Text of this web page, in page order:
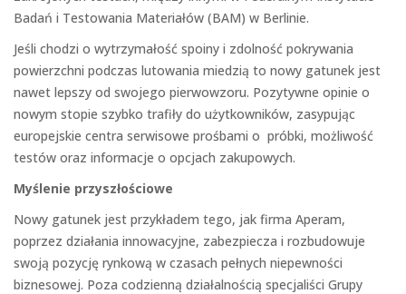
Badań i Testowania Materiałów (BAM) w Berlinie.
Jeśli chodzi o wytrzymałość spoiny i zdolność pokrywania
powierzchni podczas lutowania miedzią to nowy gatunek jest
nawet lepszy od swojego pierwowzoru. Pozytywne opinie o
nowym stopie szybko trafiły do użytkowników, zasypując
europejskie centra serwisowe prośbami o próbki, możliwość
testów oraz informacje o opcjach zakupowych.
Myślenie przyszłościowe
Nowy gatunek jest przykładem tego, jak firma Aperam,
poprzez działania innowacyjne, zabezpiecza i rozbudowuje
swoją pozycję rynkową w czasach pełnych niepewności
biznesowej. Poza codzienną działalnością specjaliści Grupy